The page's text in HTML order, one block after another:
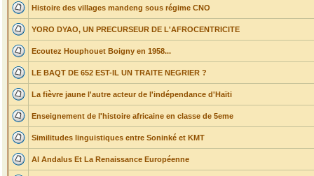
Histoire des villages mandeng sous régime CNO
YORO DYAO, UN PRECURSEUR DE L'AFROCENTRICITE
Ecoutez Houphouet Boigny en 1958...
LE BAQT DE 652 EST-IL UN TRAITE NEGRIER ?
La fièvre jaune l'autre acteur de l'indépendance d'Haïti
Enseignement de l'histoire africaine en classe de 5eme
Similitudes linguistiques entre Soninké et KMT
Al Andalus Et La Renaissance Européenne